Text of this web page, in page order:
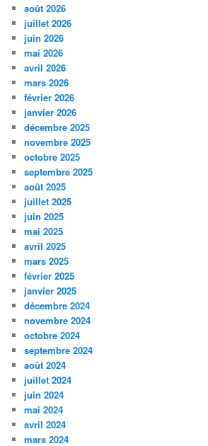
août 2026
juillet 2026
juin 2026
mai 2026
avril 2026
mars 2026
février 2026
janvier 2026
décembre 2025
novembre 2025
octobre 2025
septembre 2025
août 2025
juillet 2025
juin 2025
mai 2025
avril 2025
mars 2025
février 2025
janvier 2025
décembre 2024
novembre 2024
octobre 2024
septembre 2024
août 2024
juillet 2024
juin 2024
mai 2024
avril 2024
mars 2024